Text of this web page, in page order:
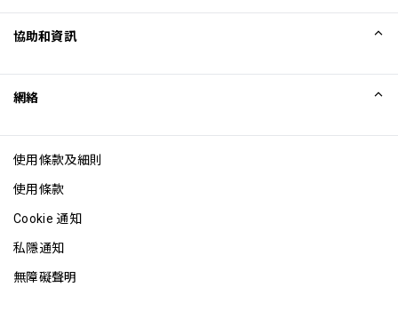
Excellence Awards
網誌
協助和資訊
網絡
使用條款及細則
使用條款
Cookie 通知
私隱通知
無障礙聲明